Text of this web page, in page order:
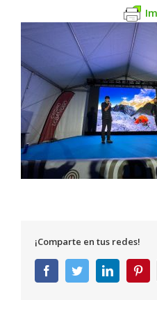
¡Comparte en tus redes!
FacebookTwitterLinkedIn